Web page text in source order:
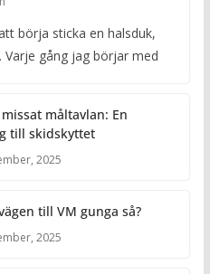
börja sticka en halsduk,
gång jag börjar med
måltavlan: En
till skidskyttet
2025
till VM gunga så?
2025